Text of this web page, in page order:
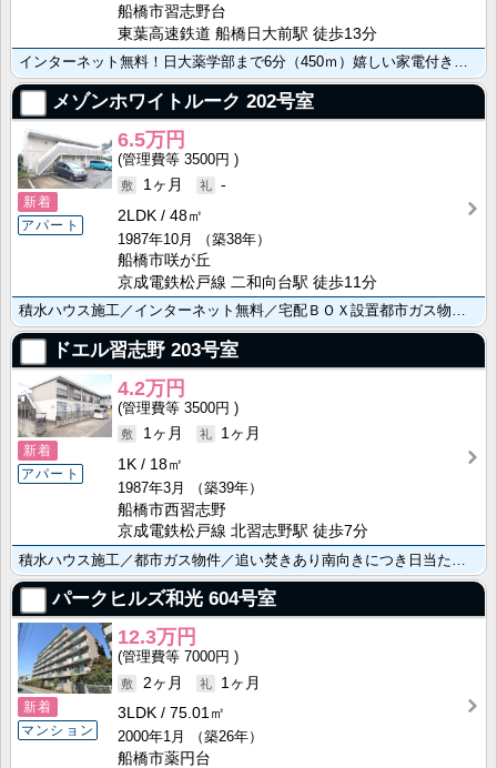
船橋市習志野台
東葉高速鉄道 船橋日大前駅 徒歩13分
インターネット無料！日大薬学部まで6分（450ｍ）嬉しい家電付き（エアコン・ガスコンロ・冷蔵庫・洗濯･･･
メゾンホワイトルーク 202号室
新着
アパート
6.5万円
3500円
1ヶ月
-
2LDK
48㎡
1987年10月
（築38年）
船橋市咲が丘
京成電鉄松戸線 二和向台駅 徒歩11分
積水ハウス施工／インターネット無料／宅配ＢＯＸ設置都市ガス物件／忙しい身支度を快適に！シャンプードレ･･･
ドエル習志野 203号室
新着
アパート
4.2万円
3500円
1ヶ月
1ヶ月
1K
18㎡
1987年3月
（築39年）
船橋市西習志野
京成電鉄松戸線 北習志野駅 徒歩7分
パークヒルズ和光 604号室
新着
マンション
12.3万円
7000円
2ヶ月
1ヶ月
3LDK
75.01㎡
2000年1月
（築26年）
船橋市薬円台